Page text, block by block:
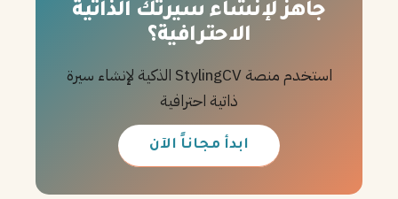
جاهز لإنشاء سيرتك الذاتية
الاحترافية؟
استخدم منصة StylingCV الذكية لإنشاء سيرة
ذاتية احترافية
ابدأ مجاناً الآن